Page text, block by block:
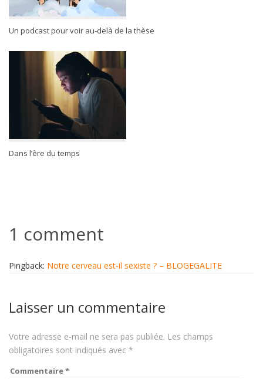
Un podcast pour voir au-delà de la thèse
Dans l’ère du temps
1 comment
Pingback: Notre cerveau est-il sexiste ? – BLOGEGALITE
Laisser un commentaire
Votre adresse e-mail ne sera pas publiée. Les champs
obligatoires sont indiqués avec *
Commentaire*